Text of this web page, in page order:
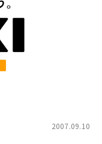
2007.09.10